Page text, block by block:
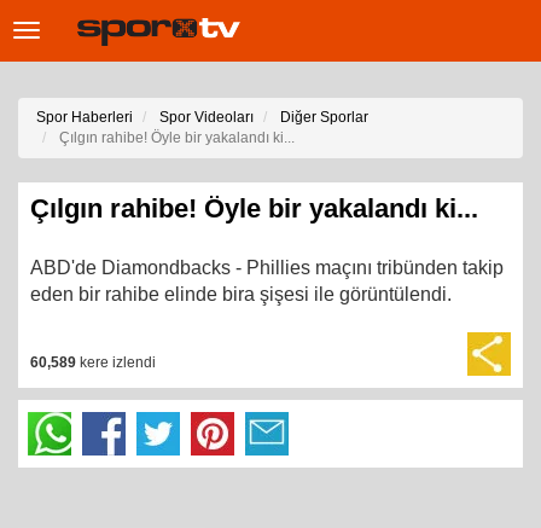
Toggle
Spor Haberleri Spor Videoları
Diğer Sporlar
Çılgın rahibe! Öyle bir yakalandı ki...
Çılgın rahibe! Öyle bir yakalandı ki...
ABD'de Diamondbacks - Phillies maçını tribünden takip
eden bir rahibe elinde bira şişesi ile görüntülendi.
60,589 kere izlendi